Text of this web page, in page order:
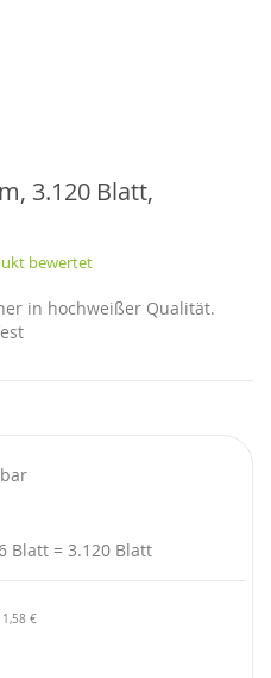
3.120 Blatt,
bewertet
in hochweißer Qualität.
Blatt = 3.120 Blatt
€